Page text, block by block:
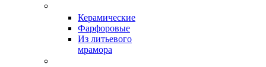
Керамические
Фарфоровые
Из литьевого
мрамора